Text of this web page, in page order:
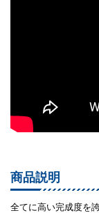
商品説明
全てに高い完成度を